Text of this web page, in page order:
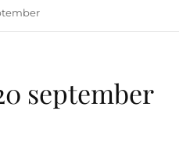
september